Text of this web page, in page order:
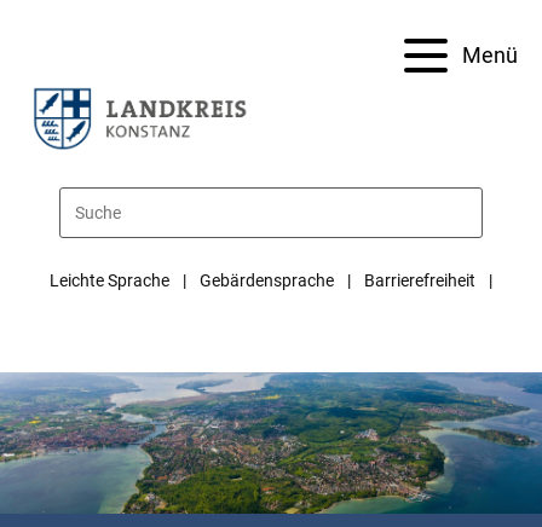
Menü
Leichte Sprache Gebärdensprache Barrierefreiheit